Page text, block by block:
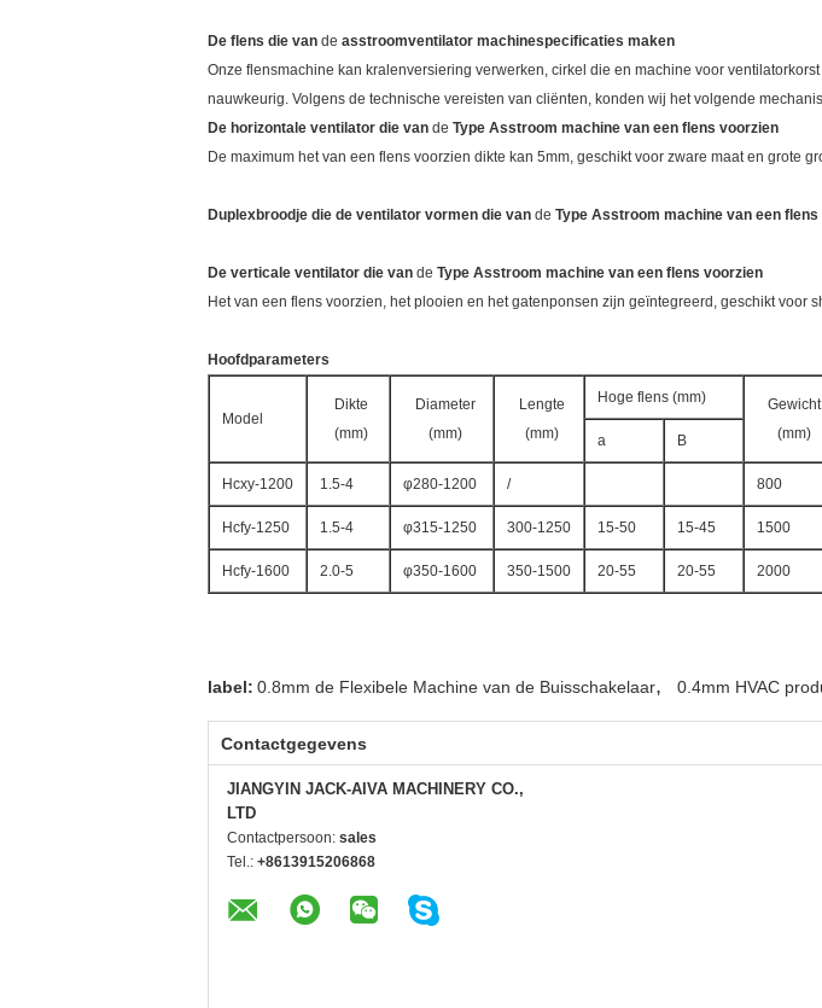
De flens die van de asstroomventilator machinespecificaties maken
Onze flensmachine kan kralenversiering verwerken, cirkel die en machine voor
nauwkeurig. Volgens de technische vereisten van cliënten, konden wij het volgende
De horizontale ventilator die van de Type Asstroom machine van een flens voorzien
De maximum het van een flens voorzien dikte kan 5mm, geschikt voor zware maat en grote
Duplexbroodje die de ventilator vormen die van de Type Asstroom machine van een
De verticale ventilator die van de Type Asstroom machine van een flens voorzien
Het van een flens voorzien, het plooien en het gatenponsen zijn geïntegreerd, geschikt voor
Hoofdparameters
Model
Dikte
(mm)
Diameter
(mm)
Lengte
(mm)
Hoge flens (mm)
Gewicht
(mm)
a B
Hcxy-1200 1.5-4 φ280-1200 / 800
Hcfy-1250 1.5-4 φ315-1250 300-1250 15-50 15-45 1500
Hcfy-1600 2.0-5 φ350-1600 350-1500 20-55 20-55 2000
label: 0.8mm de Flexibele Machine van de Buisschakelaar, 0.4mm HVAC
Contactgegevens
JIANGYIN JACK-AIVA MACHINERY CO.,
LTD
Contactpersoon: sales
Tel.: +8613915206868